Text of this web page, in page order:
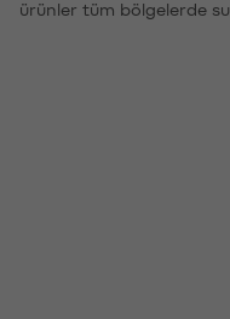
ürünler tüm bölgelerde